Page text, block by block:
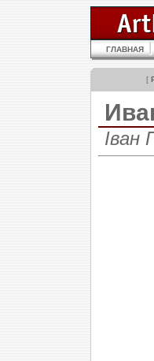
ГЛАВНАЯ
[
Іван